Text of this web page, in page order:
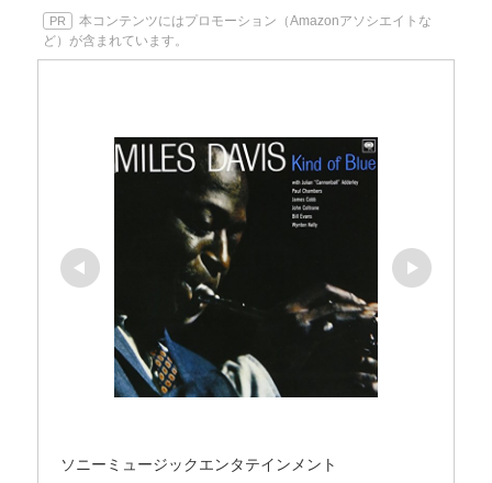
PR
本コンテンツにはプロモーション（Amazonアソシエイトな
ど）が含まれています。
ソニーミュージックエンタテインメント